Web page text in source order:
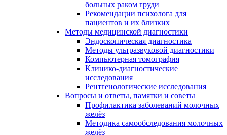
больных раком груди
Рекомендации психолога для
пациентов и их близких
Методы медицинской диагностики
Эндоскопическая диагностика
Методы ультразвуковой диагностики
Компьютерная томография
Клинико-диагностические
исследования
Рентгенологические исследования
Вопросы и ответы, памятки и советы
Профилактика заболеваний молочных
желёз
Методика самообследования молочных
желёз